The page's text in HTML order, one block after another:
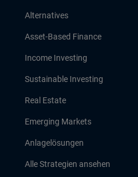
Alternatives
Asset-Based Finance
Income Investing
Sustainable Investing
Real Estate
Emerging Markets
Anlagelösungen
Alle Strategien ansehen